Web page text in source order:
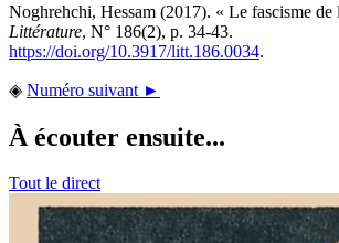
Noghrehchi, Hessam (2017). « Le fascisme de
Littérature, N° 186(2), p. 34-43.
https://doi.org/10.3917/litt.186.0034.
◈ Numéro suivant ►
À écouter ensuite...
Tout le direct